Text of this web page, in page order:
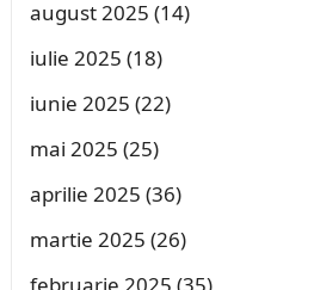
august 2025 (14)
iulie 2025 (18)
iunie 2025 (22)
mai 2025 (25)
aprilie 2025 (36)
martie 2025 (26)